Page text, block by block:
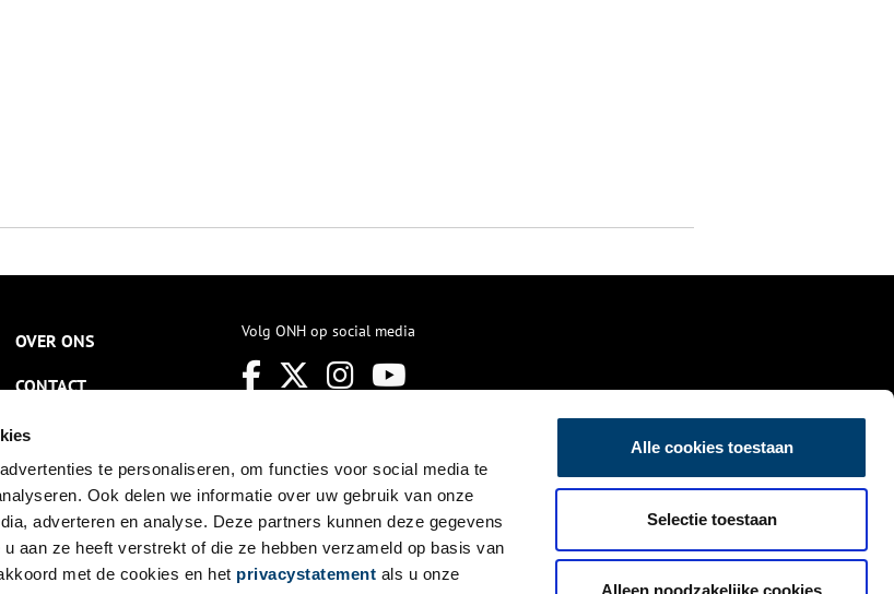
te personaliseren, om functies voor social media te
Ook delen we informatie over uw gebruik van onze
adverteren en analyse. Deze partners kunnen deze gegevens
aan ze heeft verstrekt of die ze hebben verzameld op basis van
met de cookies en het privacystatement als u onze
Alle cookies toestaan
Selectie toestaan
Alleen noodzakelijke cookies
OVER ONS
CONTACT
NIEUWSBRIEF
DISCLAIMER
PRIVACY
TOEGANKELIJKHEID
Volg ONH op social media